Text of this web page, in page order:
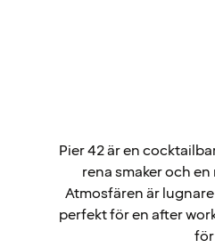
Pier 42 är en
rena smaker och
Atmosfären är
perfekt för en after